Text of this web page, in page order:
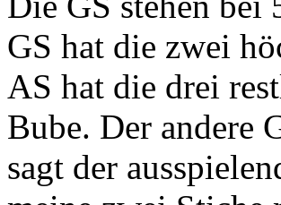
Die GS stehen bei
GS hat die zwei
AS hat die drei
Bube. Der andere
sagt der